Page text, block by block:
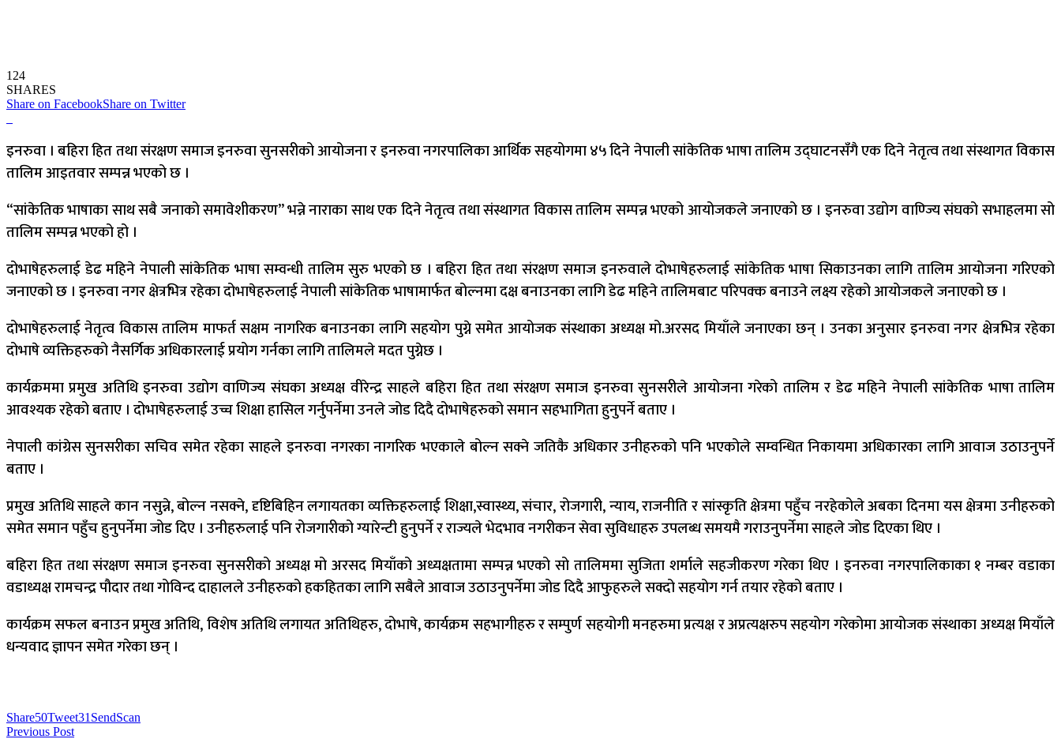
124
SHARES
Share on FacebookShare on Twitter
इनरुवा । बहिरा हित तथा संरक्षण समाज इनरुवा सुनसरीको आयोजना र इनरुवा नगरपालिका आर्थिक सहयोगमा ४५ दिने नेपाली सांकेतिक भाषा तालिम उद्घाटनसँगै एक दिने नेतृत्व तथा संस्थागत विकास
तालिम आइतवार सम्पन्न भएको छ ।
“सांकेतिक भाषाका साथ सबै जनाको समावेशीकरण” भन्ने नाराका साथ एक दिने नेतृत्व तथा संस्थागत विकास तालिम सम्पन्न भएको आयोजकले जनाएको छ । इनरुवा उद्योग वाण्ज्यि संघको सभाहलमा सो
तालिम सम्पन्न भएको हो ।
दोभाषेहरुलाई डेढ महिने नेपाली सांकेतिक भाषा सम्वन्धी तालिम सुरु भएको छ । बहिरा हित तथा संरक्षण समाज इनरुवाले दोभाषेहरुलाई सांकेतिक भाषा सिकाउनका लागि तालिम आयोजना गरिएको
जनाएको छ । इनरुवा नगर क्षेत्रभित्र रहेका दोभाषेहरुलाई नेपाली सांकेतिक भाषामार्फत बोल्नमा दक्ष बनाउनका लागि डेढ महिने तालिमबाट परिपक्क बनाउने लक्ष्य रहेको आयोजकले जनाएको छ ।
दोभाषेहरुलाई नेतृत्व विकास तालिम माफर्त सक्षम नागरिक बनाउनका लागि सहयोग पुग्ने समेत आयोजक संस्थाका अध्यक्ष मो.अरसद मियाँले जनाएका छन् । उनका अनुसार इनरुवा नगर क्षेत्रभित्र रहेका
दोभाषे व्यक्तिहरुको नैसर्गिक अधिकारलाई प्रयोग गर्नका लागि तालिमले मदत पुग्नेछ ।
कार्यक्रममा प्रमुख अतिथि इनरुवा उद्योग वाणिज्य संघका अध्यक्ष वीरेन्द्र साहले बहिरा हित तथा संरक्षण समाज इनरुवा सुनसरीले आयोजना गरेको तालिम र डेढ महिने नेपाली सांकेतिक भाषा तालिम
आवश्यक रहेको बताए । दोभाषेहरुलाई उच्च शिक्षा हासिल गर्नुपर्नेमा उनले जोड दिदै दोभाषेहरुको समान सहभागिता हुनुपर्ने बताए ।
नेपाली कांग्रेस सुनसरीका सचिव समेत रहेका साहले इनरुवा नगरका नागरिक भएकाले बोल्न सक्ने जतिकै अधिकार उनीहरुको पनि भएकोले सम्वन्धित निकायमा अधिकारका लागि आवाज उठाउनुपर्ने
बताए ।
प्रमुख अतिथि साहले कान नसुन्ने, बोल्न नसक्ने, दृष्टिबिहिन लगायतका व्यक्तिहरुलाई शिक्षा,स्वास्थ्य, संचार, रोजगारी, न्याय, राजनीति र सांस्कृति क्षेत्रमा पहुँच नरहेकोले अबका दिनमा यस क्षेत्रमा उनीहरुको
समेत समान पहुँच हुनुपर्नेमा जोड दिए । उनीहरुलाई पनि रोजगारीको ग्यारेन्टी हुनुपर्ने र राज्यले भेदभाव नगरीकन सेवा सुविधाहरु उपलब्ध समयमै गराउनुपर्नेमा साहले जोड दिएका थिए ।
बहिरा हित तथा संरक्षण समाज इनरुवा सुनसरीको अध्यक्ष मो अरसद मियाँको अध्यक्षतामा सम्पन्न भएको सो तालिममा सुजिता शर्माले सहजीकरण गरेका थिए । इनरुवा नगरपालिकाका १ नम्बर वडाका
वडाध्यक्ष रामचन्द्र पौदार तथा गोविन्द दाहालले उनीहरुको हकहितका लागि सबैले आवाज उठाउनुपर्नेमा जोड दिदै आफुहरुले सक्दो सहयोग गर्न तयार रहेको बताए ।
कार्यक्रम सफल बनाउन प्रमुख अतिथि, विशेष अतिथि लगायत अतिथिहरु, दोभाषे, कार्यक्रम सहभागीहरु र सम्पुर्ण सहयोगी मनहरुमा प्रत्यक्ष र अप्रत्यक्षरुप सहयोग गरेकोमा आयोजक संस्थाका अध्यक्ष मियाँले
धन्यवाद ज्ञापन समेत गरेका छन् ।
Share50Tweet31 SendScan
Previous Post